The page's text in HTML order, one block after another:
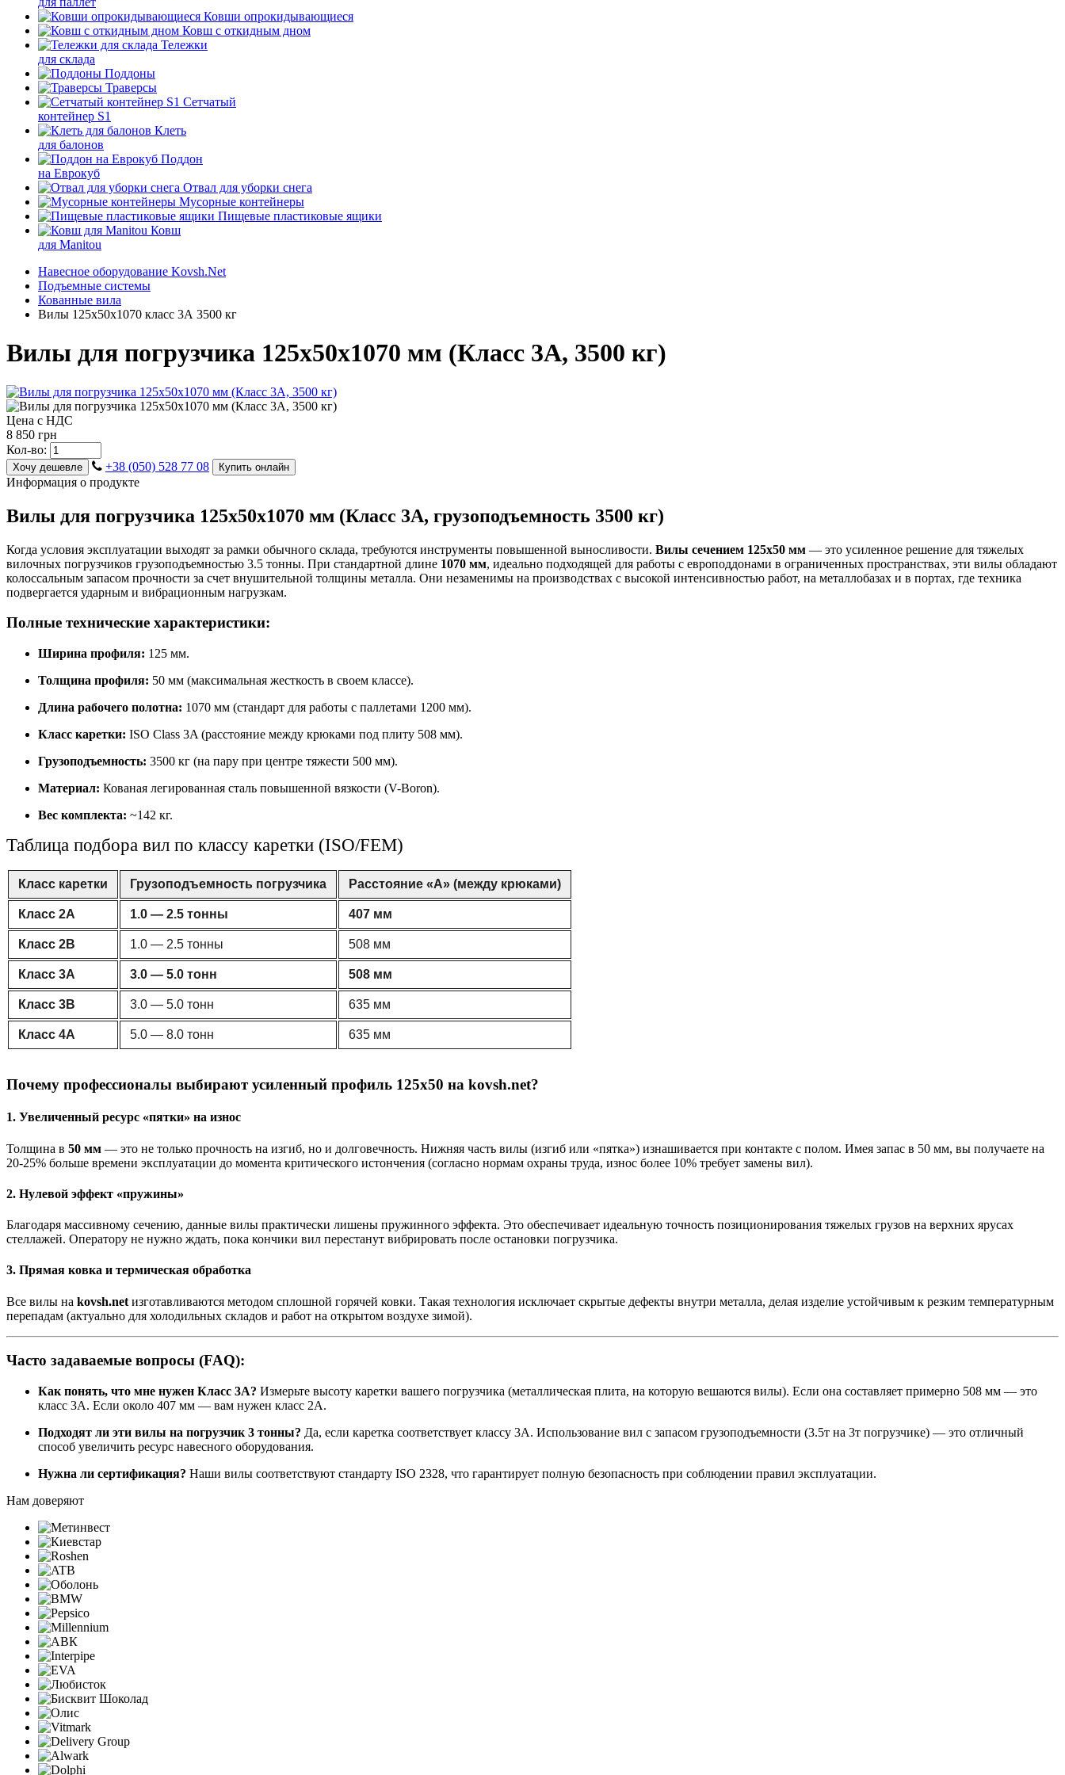
Ковши опрокидывающиеся
Ковш с откидным дном
Тележки
для склада
Поддоны
Траверсы
Сетчатый
контейнер S1
Клеть
для балонов
Поддон
на Еврокуб
Отвал для уборки снега
Мусорные контейнеры
Пищевые пластиковые ящики
Ковш
для Manitou
Навесное оборудование Kovsh.Net
Подъемные системы
Кованные вила
Вилы 125х50х1070 класс 3А 3500 кг
Вилы для погрузчика 125х50х1070 мм (Класс 3А, 3500 кг)
Цена с НДС
8 850 грн
Кол-во:
Хочу дешевле +38 (050) 528 77 08 Купить онлайн
Информация о продукте
Вилы для погрузчика 125х50х1070 мм (Класс 3А, грузоподъемность 3500 кг)
Когда условия эксплуатации выходят за рамки обычного склада, требуются инструменты повышенной выносливости. Вилы сечением 125х50 мм — это усиленное решение для тяжелых
вилочных погрузчиков грузоподъемностью 3.5 тонны. При стандартной длине 1070 мм, идеально подходящей для работы с европоддонами в ограниченных пространствах, эти вилы обладают
колоссальным запасом прочности за счет внушительной толщины металла. Они незаменимы на производствах с высокой интенсивностью работ, на металлобазах и в портах, где техника
подвергается ударным и вибрационным нагрузкам.
Полные технические характеристики:
Ширина профиля: 125 мм.
Толщина профиля: 50 мм (максимальная жесткость в своем классе).
Длина рабочего полотна: 1070 мм (стандарт для работы с паллетами 1200 мм).
Класс каретки: ISO Class 3A (расстояние между крюками под плиту 508 мм).
Грузоподъемность: 3500 кг (на пару при центре тяжести 500 мм).
Материал: Кованая легированная сталь повышенной вязкости (V-Boron).
Вес комплекта: ~142 кг.
Таблица подбора вил по классу каретки (ISO/FEM)
Класс каретки Грузоподъемность погрузчика Расстояние «А» (между крюками)
Класс 2A 1.0 — 2.5 тонны 407 мм
Класс 2B 1.0 — 2.5 тонны 508 мм
Класс 3A 3.0 — 5.0 тонн 508 мм
Класс 3B 3.0 — 5.0 тонн 635 мм
Класс 4A 5.0 — 8.0 тонн 635 мм
Почему профессионалы выбирают усиленный профиль 125х50 на kovsh.net?
1. Увеличенный ресурс «пятки» на износ
Толщина в 50 мм — это не только прочность на изгиб, но и долговечность. Нижняя часть вилы (изгиб или «пятка») изнашивается при контакте с полом. Имея запас в 50 мм, вы получаете на
20-25% больше времени эксплуатации до момента критического истончения (согласно нормам охраны труда, износ более 10% требует замены вил).
2. Нулевой эффект «пружины»
Благодаря массивному сечению, данные вилы практически лишены пружинного эффекта. Это обеспечивает идеальную точность позиционирования тяжелых грузов на верхних ярусах
стеллажей. Оператору не нужно ждать, пока кончики вил перестанут вибрировать после остановки погрузчика.
3. Прямая ковка и термическая обработка
Все вилы на kovsh.net изготавливаются методом сплошной горячей ковки. Такая технология исключает скрытые дефекты внутри металла, делая изделие устойчивым к резким температурным
перепадам (актуально для холодильных складов и работ на открытом воздухе зимой).
Часто задаваемые вопросы (FAQ):
Как понять, что мне нужен Класс 3А? Измерьте высоту каретки вашего погрузчика (металлическая плита, на которую вешаются вилы). Если она составляет примерно 508 мм — это
класс 3А. Если около 407 мм — вам нужен класс 2А.
Подходят ли эти вилы на погрузчик 3 тонны? Да, если каретка соответствует классу 3А. Использование вил с запасом грузоподъемности (3.5т на 3т погрузчике) — это отличный
способ увеличить ресурс навесного оборудования.
Нужна ли сертификация? Наши вилы соответствуют стандарту ISO 2328, что гарантирует полную безопасность при соблюдении правил эксплуатации.
Нам доверяют